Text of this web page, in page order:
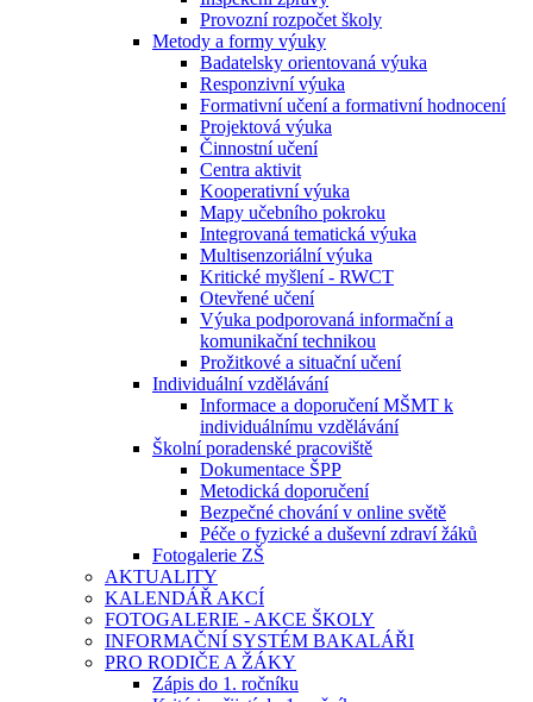
Provozní rozpočet školy
Metody a formy výuky
Badatelsky orientovaná výuka
Responzivní výuka
Formativní učení a formativní hodnocení
Projektová výuka
Činnostní učení
Centra aktivit
Kooperativní výuka
Mapy učebního pokroku
Integrovaná tematická výuka
Multisenzoriální výuka
Kritické myšlení - RWCT
Otevřené učení
Výuka podporovaná informační a
komunikační technikou
Prožitkové a situační učení
Individuální vzdělávání
Informace a doporučení MŠMT k
individuálnímu vzdělávání
Školní poradenské pracoviště
Dokumentace ŠPP
Metodická doporučení
Bezpečné chování v online světě
Péče o fyzické a duševní zdraví žáků
Fotogalerie ZŠ
AKTUALITY
KALENDÁŘ AKCÍ
FOTOGALERIE - AKCE ŠKOLY
INFORMAČNÍ SYSTÉM BAKALÁŘI
PRO RODIČE A ŽÁKY
Zápis do 1. ročníku